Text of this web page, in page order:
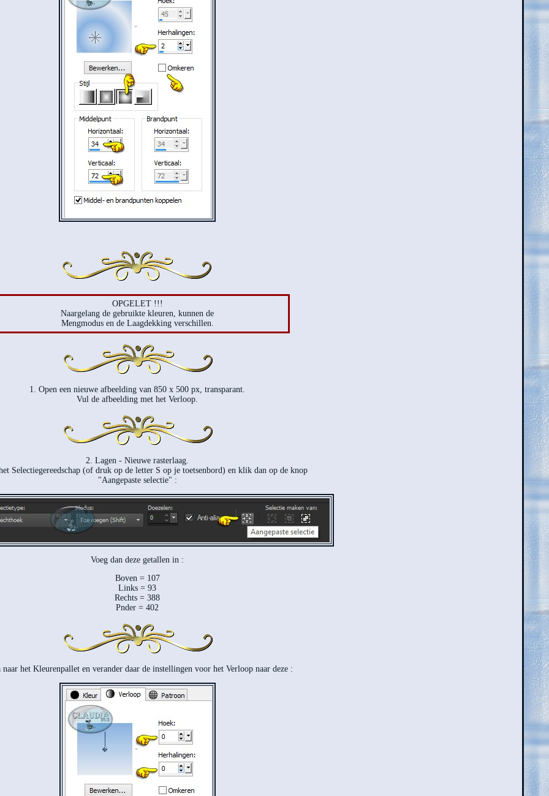
OPGELET !!!
Naargelang de gebruikte kleuren, kunnen de
Mengmodus en de Laagdekking verschillen.
1. Open een nieuwe afbeelding van 850 x 500 px, transparant.
Vul de afbeelding met het Verloop.
2. Lagen - Nieuwe rasterlaag.
Selectiegereedschap (of druk op de letter S op je toetsenbord) en klik dan op de knop
"Aangepaste selectie" :
Voeg dan deze getallen in :
Boven = 107
Links = 93
Rechts = 388
Pnder = 402
naar het Kleurenpallet en verander daar de instellingen voor het Verloop naar deze :